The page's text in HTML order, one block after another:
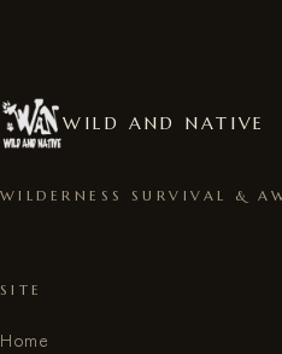
WILD AND NATIVE
WILDERNESS SURVIVAL &
SITE
Home